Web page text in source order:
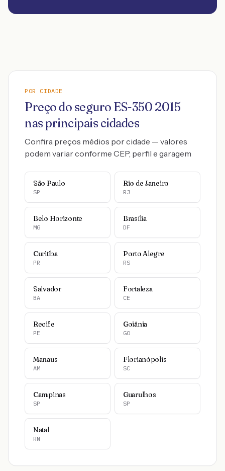
POR CIDADE
Preço do seguro ES-350 2015
nas principais cidades
Confira preços médios por cidade — valores
podem variar conforme CEP, perfil e garagem
São Paulo
SP
Rio de Janeiro
RJ
Belo Horizonte
MG
Brasília
DF
Curitiba
PR
Porto Alegre
RS
Salvador
BA
Fortaleza
CE
Recife
PE
Goiânia
GO
Manaus
AM
Florianópolis
SC
Campinas
SP
Guarulhos
SP
Natal
RN